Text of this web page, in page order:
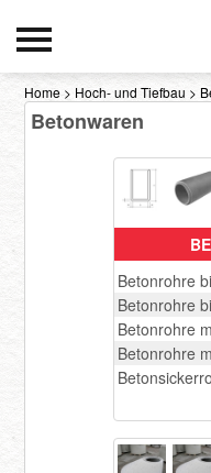
HOCH- UND TIEFBAU
INNENAUSBAU
GEBÄUDEHÜLLE
Home > Hoch- und Tiefbau >
Betonwaren
Betonrohre
Betonrohre
Betonrohre
Betonrohre